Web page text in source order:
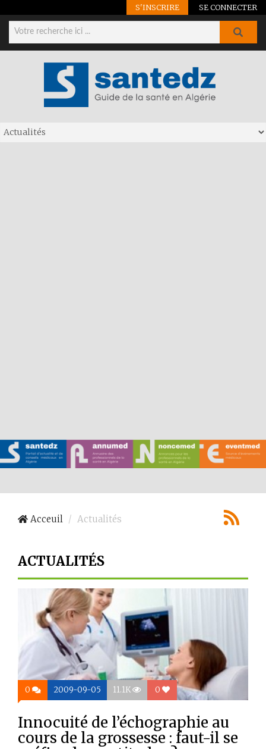
S'INSCRIRE SE CONNECTER
Acceuil Actualités
ACTUALITÉS
0 2009-09-05 11.1K 0
Innocuité de l’échographie au
cours de la grossesse : faut-il se